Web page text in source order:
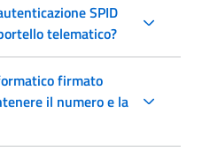
SPID
telematico?
firmato
il numero e la